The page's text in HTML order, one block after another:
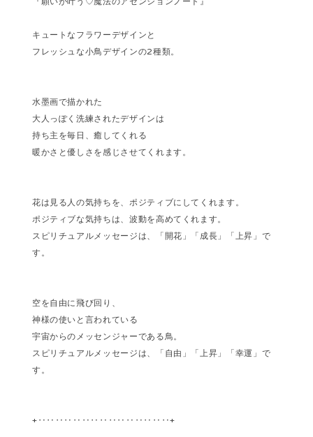
キュートなフラワーデザインと
フレッシュな小鳥デザインの2種類。
水墨画で描かれた
大人っぽく洗練されたデザインは
持ち主を毎日、癒してくれる
暖かさと優しさを感じさせてくれます。
花は見る人の気持ちを、ポジティブにしてくれます。
ポジティブな気持ちは、波動を高めてくれます。
スピリチュアルメッセージは、「開花」「成長」「上昇」で
す。
空を自由に飛び回り、
神様の使いと言われている
宇宙からのメッセンジャーである鳥。
スピリチュアルメッセージは、「自由」「上昇」「幸運」で
す。
+‥‥‥‥‥‥‥‥‥‥‥‥‥‥‥+